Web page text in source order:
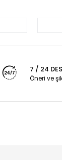
7 / 24
Öneri ve